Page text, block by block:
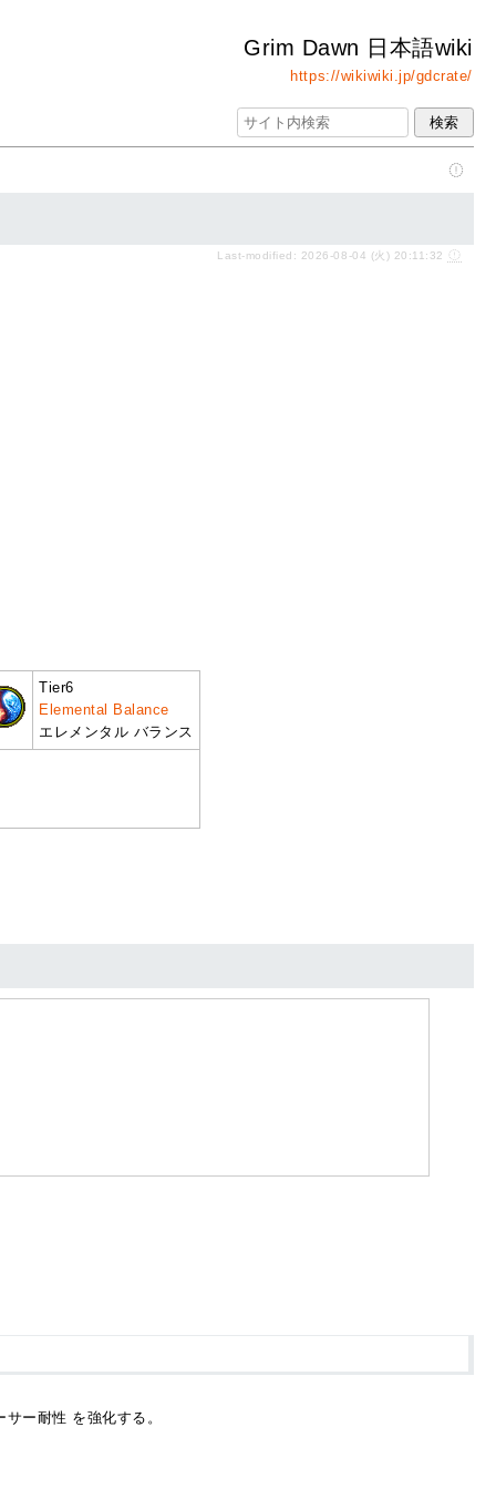
Grim Dawn 日本語wiki
https://wikiwiki.jp/gdcrate/
Last-modified: 2026-08-04 (火) 20:11:32
Tier6
Elemental Balance
エレメンタル バランス
ー耐性 を強化する。